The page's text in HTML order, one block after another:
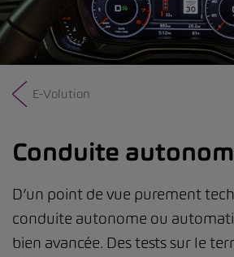
E-Volution
Conduite
D’un point de vue purement
conduite autonome ou
bien avancée. Des tests sur le